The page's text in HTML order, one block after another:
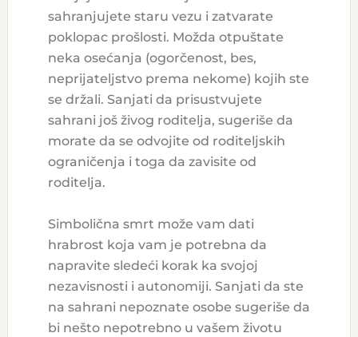
sahranjujete staru vezu i zatvarate
poklopac prošlosti. Možda otpuštate
neka osećanja (ogorčenost, bes,
neprijateljstvo prema nekome) kojih ste
se držali. Sanjati da prisustvujete
sahrani još živog roditelja, sugeriše da
morate da se odvojite od roditeljskih
ograničenja i toga da zavisite od
roditelja.
Simbolična smrt može vam dati
hrabrost koja vam je potrebna da
napravite sledeći korak ka svojoj
nezavisnosti i autonomiji. Sanjati da ste
na sahrani nepoznate osobe sugeriše da
bi nešto nepotrebno u vašem životu